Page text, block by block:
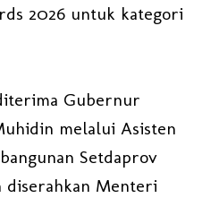
2026 untuk kategori
Gubernur
melalui Asisten
Setdaprov
diserahkan Menteri